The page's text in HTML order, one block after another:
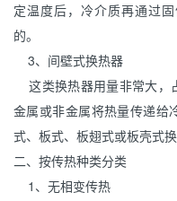
定温度后，冷介质再通过
的。
3、间壁式换热器
这类换热器用量非常大，
金属或非金属将热量传递给
式、板式、板翅式或板壳式换
二、按传热种类分类
1、无相变传热